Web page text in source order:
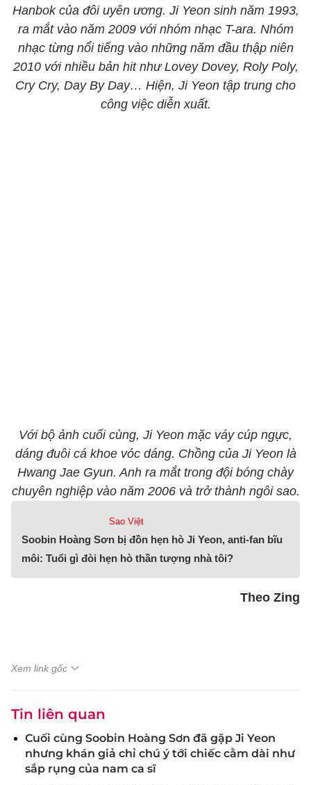
Hanbok của đôi uyên ương. Ji Yeon sinh năm 1993,
ra mắt vào năm 2009 với nhóm nhạc T-ara. Nhóm
nhạc từng nổi tiếng vào những năm đầu thập niên
2010 với nhiều bản hit như Lovey Dovey, Roly Poly,
Cry Cry, Day By Day… Hiện, Ji Yeon tập trung cho
công việc diễn xuất.
Với bộ ảnh cuối cùng, Ji Yeon mặc váy cúp ngực,
dáng đuôi cá khoe vóc dáng. Chồng của Ji Yeon là
Hwang Jae Gyun. Anh ra mắt trong đội bóng chày
chuyên nghiệp vào năm 2006 và trở thành ngôi sao.
Sao Việt
Soobin Hoàng Sơn bị đồn hẹn hò Ji Yeon, anti-fan bĩu
môi: Tuổi gì đòi hẹn hò thần tượng nhà tôi?
Theo Zing
Xem link gốc
Tin liên quan
Cuối cùng Soobin Hoàng Sơn đã gặp Ji Yeon
nhưng khán giả chỉ chú ý tới chiếc cằm dài như
sắp rụng của nam ca sĩ